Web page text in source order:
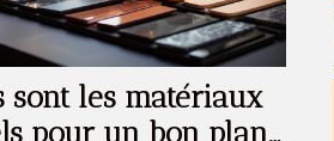
sont les matériaux
pour un bon plan